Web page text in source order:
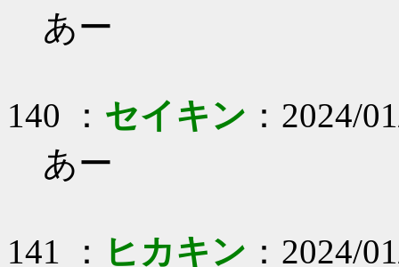
あー
140 ： セイキン ：2024/
あー
141 ： ヒカキン ：2024/